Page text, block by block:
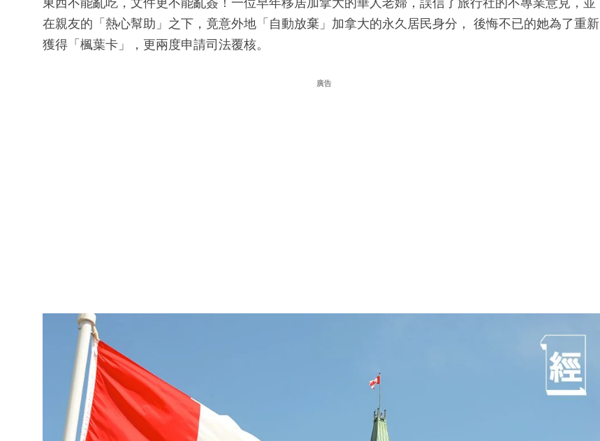
東西不能亂吃，文件更不能亂簽！一位早年移居加拿大的華人老婦，誤信了旅行社的不專業意見，並
在親友的「熱心幫助」之下，竟意外地「自動放棄」加拿大的永久居民身分， 後悔不已的她為了重新
獲得「楓葉卡」，更兩度申請司法覆核。
廣告